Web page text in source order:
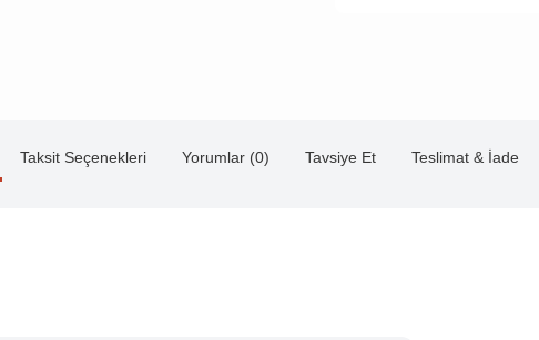
Taksit Seçenekleri Yorumlar (0) Tavsiye Et Teslimat & İade